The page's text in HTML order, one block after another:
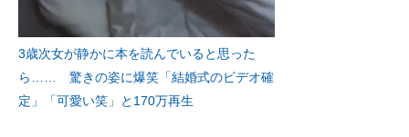
3歳次女が静かに本を読んでいると思った
ら…… 驚きの姿に爆笑「結婚式のビデオ確
定」「可愛い笑」と170万再生